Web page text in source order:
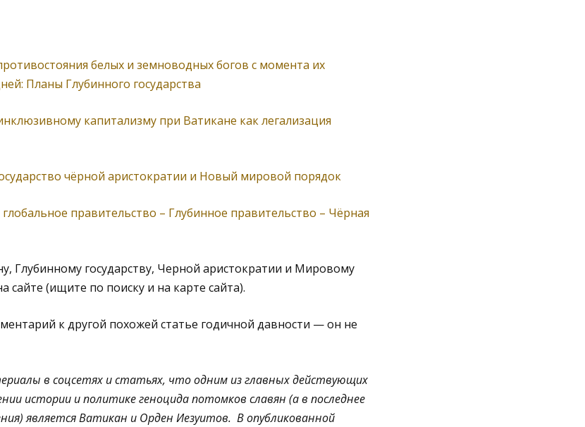
белых и земноводных богов с момента их
Планы Глубинного государства
капитализму при Ватикане как легализация
чёрной аристократии и Новый мировой порядок
правительство – Глубинное правительство – Чёрная
Глубинному государству, Черной аристократии и Мировому
сайте (ищите по поиску и на карте сайта).
к другой похожей статье годичной давности — он не
в соцсетях и статьях, что одним из главных действующих
истории и политике геноцида потомков славян (а в последнее
является Ватикан и Орден Иезуитов. В опубликованной